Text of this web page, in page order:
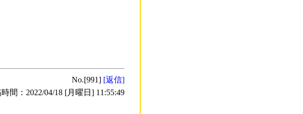
No.[991] [返信]
間：2022/04/18 [月曜日] 11:55:49